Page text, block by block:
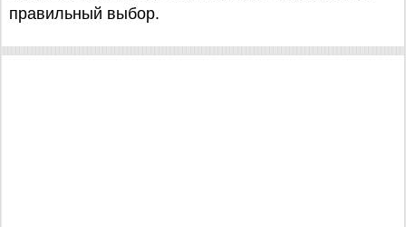
правильный выбор.